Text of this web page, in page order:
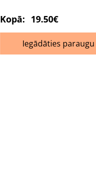
Kopā: 19.50€
Iegādāties paraugu